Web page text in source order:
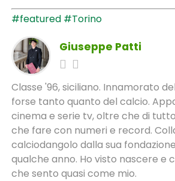
#featured #Torino
Giuseppe Patti
Classe '96, siciliano. Innamorato
forse tanto quanto del calcio.
cinema e serie tv, oltre che di
che fare con numeri e record.
calciodangolo dalla sua
qualche anno. Ho visto nascere e
che sento quasi come mio.